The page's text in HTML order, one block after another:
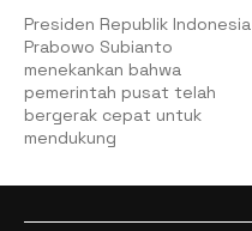
Presiden Republik Indonesia
Prabowo Subianto
menekankan bahwa
pemerintah pusat telah
bergerak cepat untuk
mendukung